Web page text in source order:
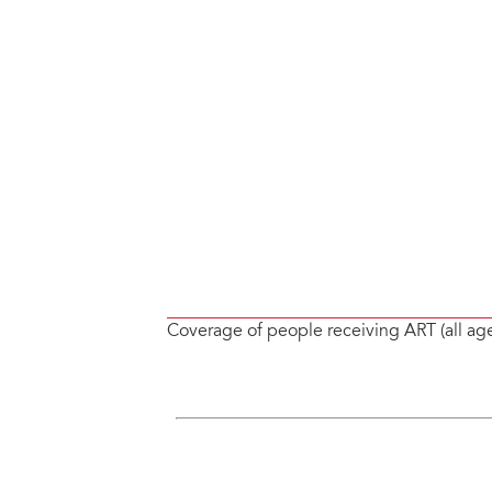
Coverage of people receiving ART (all